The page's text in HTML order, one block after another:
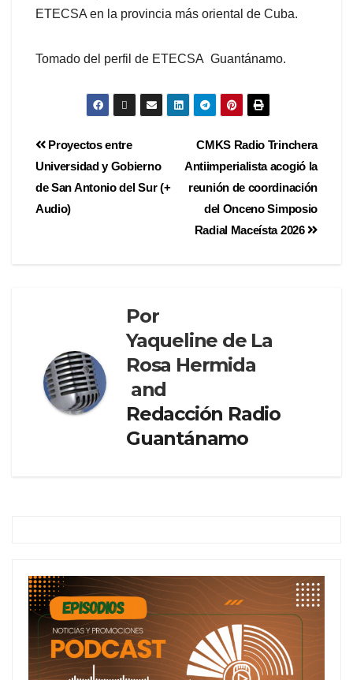
ETECSA en la provincia más oriental de Cuba.
Tomado del perfil de ETECSA Guantánamo.
CMKS Radio Trinchera
Antiimperialista acogió la
reunión de coordinación
del Onceno Simposio
Radial Maceísta 2026
Proyectos entre
Universidad y Gobierno
de San Antonio del Sur (+
Audio)
Por
Yaqueline de La
Rosa Hermida
and
Redacción Radio
Guantánamo